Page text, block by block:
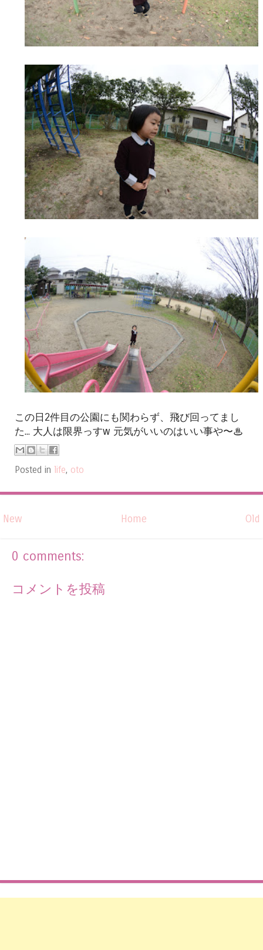
この日2件目の公園にも関わらず、飛び回ってまし
た... 大人は限界っすw 元気がいいのはいい事や〜♨︎
Posted in life, oto
New Old
Home
0 comments:
コメントを投稿